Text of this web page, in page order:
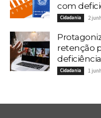
com
Cidadania 2
retenção
deficiência
Cidadania 1